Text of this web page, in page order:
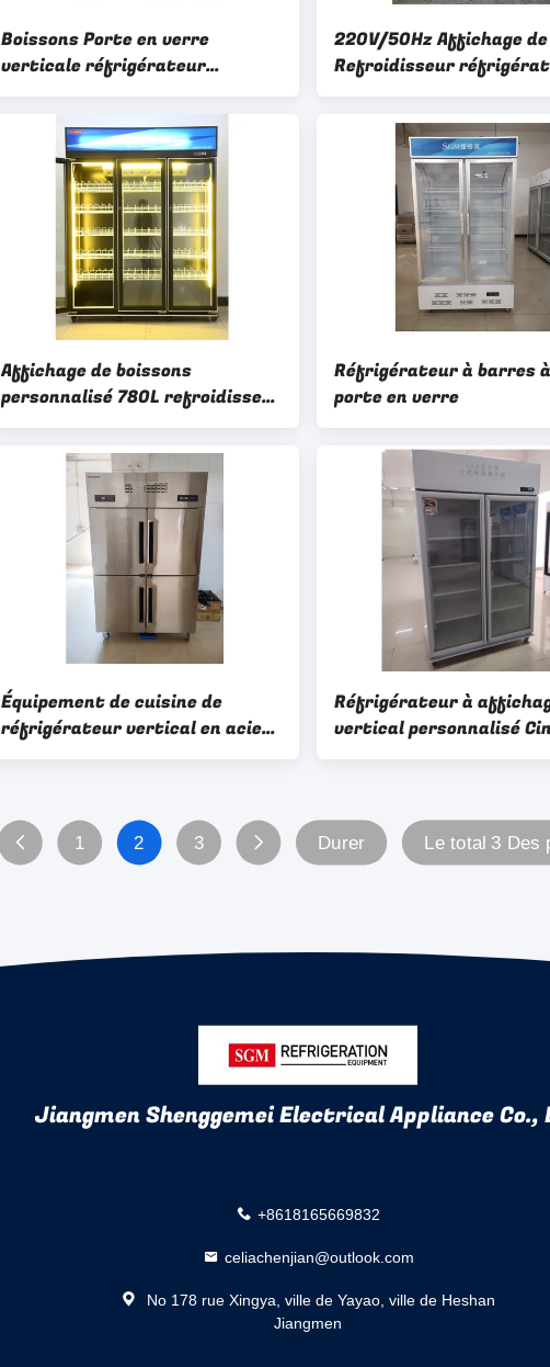
Boissons Porte en verre
verticale réfrigérateur
réfrigérateur congélateur
220V/50Hz Affichage
Refroidisseur
Dégivrage électrique
automatique
Affichage de boissons
personnalisé 780L refroidisseur
porte pivotante affichage de
boisson réfrigérateur
Réfrigérateur à barres
porte en verre
Équipement de cuisine de
réfrigérateur vertical en acier
inoxydable à quatre portes
Réfrigérateur à
vertical personnalisé
couches de stockage
1 2 3 Durer Le total 3 Des
Jiangmen Shenggemei Electrical Appliance Co.,
+8618165669832
celiachenjian@outlook.com
No 178 rue Xingya, ville de Yayao, ville de Heshan
Jiangmen